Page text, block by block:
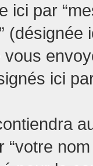
ici par
(désignée
ici
“votre